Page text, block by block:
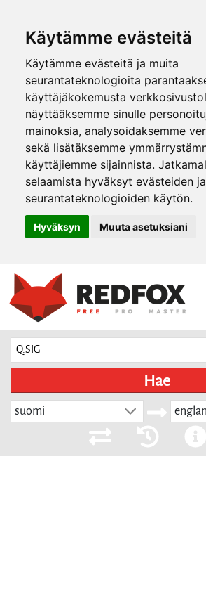
Käytämme evästeitä
Käytämme evästeitä ja muita
seurantateknologioita
käyttäjäkokemusta
näyttääksemme sinulle
mainoksia, analysoidaksemme
sekä lisätäksemme
käyttäjiemme sijainnista.
selaamista hyväksyt evästeiden
seurantateknologioiden käytön.
Hyväksyn Muuta asetuksiani
Hae
suomi